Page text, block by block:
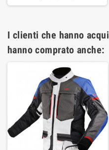
I clienti che hanno
hanno comprato anche: